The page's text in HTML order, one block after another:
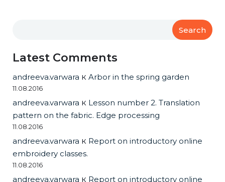
Search
Latest Comments
andreeva.varwara к Arbor in the spring garden
11.08.2016
andreeva.varwara к Lesson number 2. Translation
pattern on the fabric. Edge processing
11.08.2016
andreeva.varwara к Report on introductory online
embroidery classes.
11.08.2016
andreeva.varwara к Report on introductory online